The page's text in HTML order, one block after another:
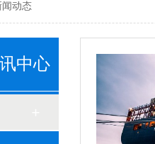
闻动态
中心